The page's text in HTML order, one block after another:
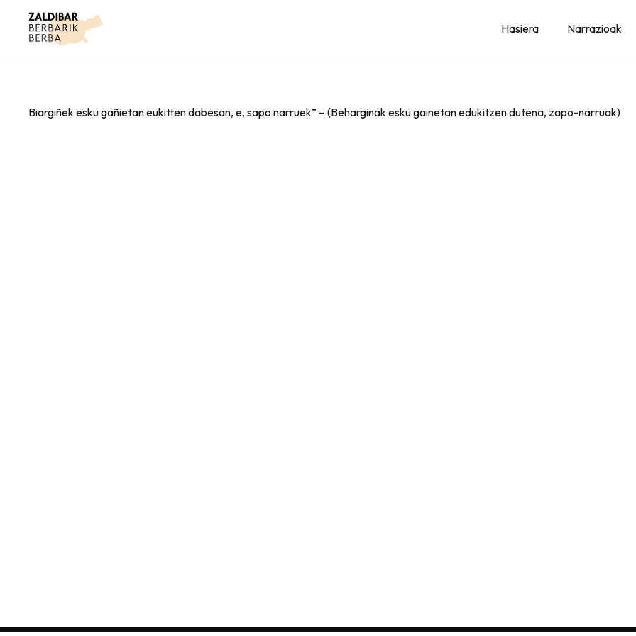
Hasiera Narrazioak
Biargiñek esku gañietan eukitten dabesan, e, sapo narruek” – (Beharginak esku gainetan edukitzen dutena, zapo-narruak)